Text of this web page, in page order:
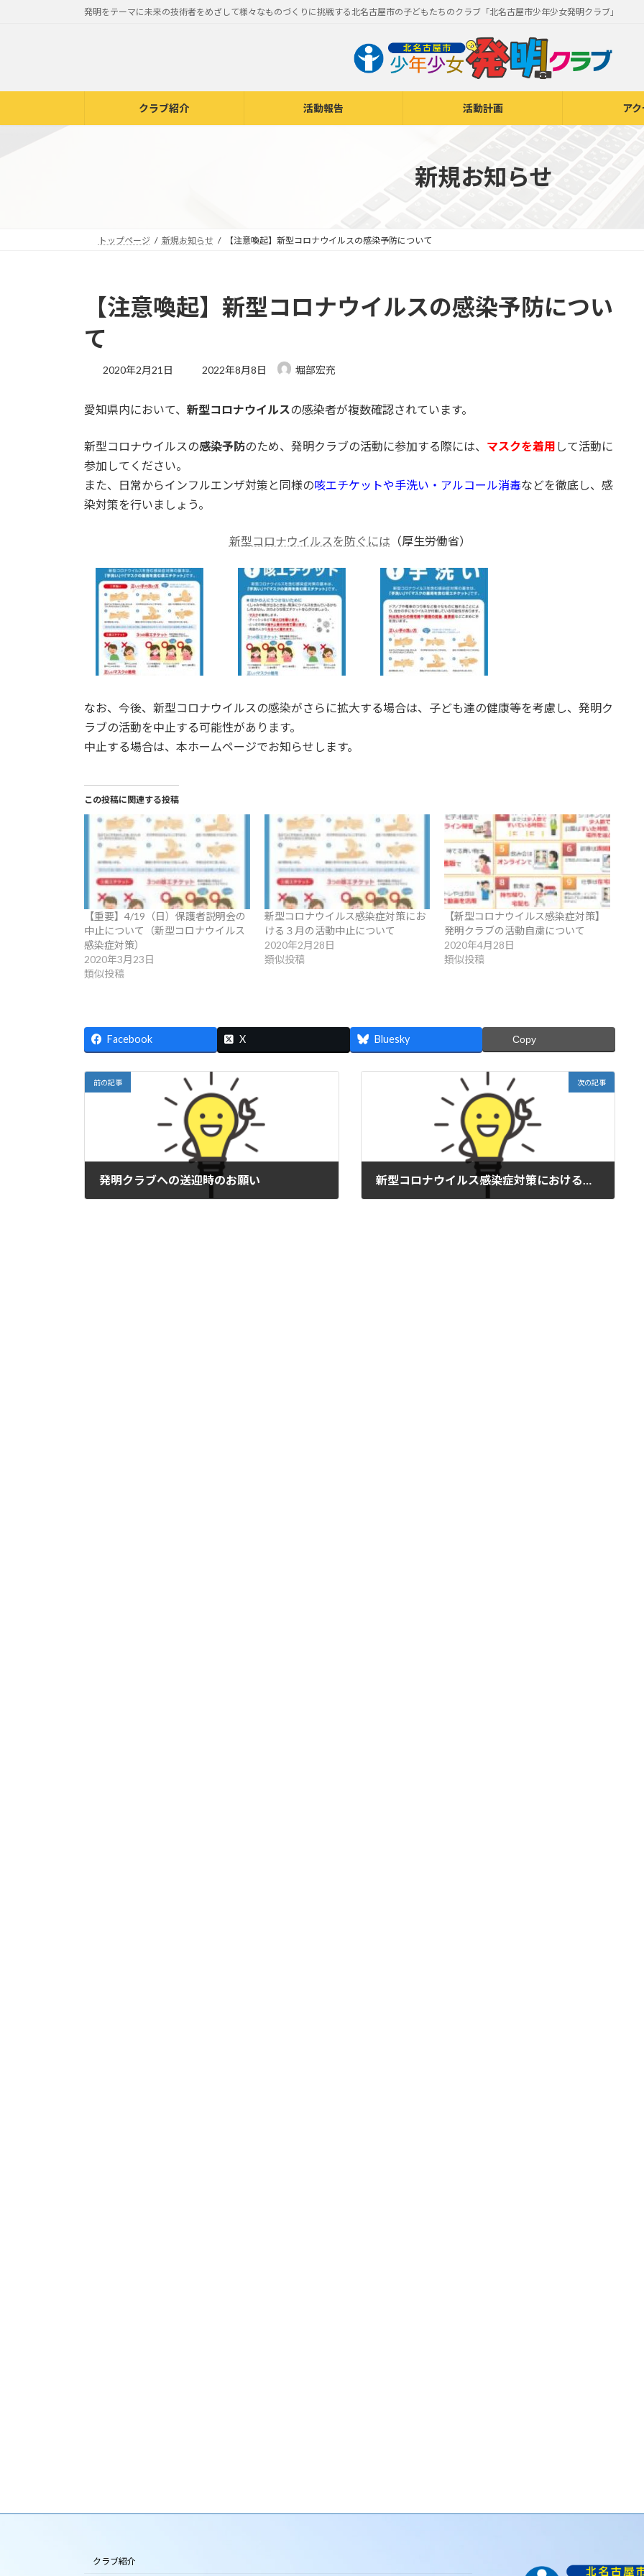
へ
キ
ョ
に
発明をテーマに未来の技術者をめざして様々なものづくりに挑戦する北名古屋市の子どもたちのクラブ「北名古屋市少年少女発明クラブ」
クラブ紹介 活動報告 活動計画 ア
新規お知らせ
トップページ 新規お知らせ 【注意喚起】新型コロナウイルスの感染予防について
【注意喚起】新型コロナウイルスの感染予防につい
て
2020年2月21日
最
新
時
:
2022年8月8日 堀部宏充
愛知県内において、 新型コロナウイルスの感染者が複数確認されています。
新型コロナウイルスの感染予防のため、発明クラブの活動に参加する際には、 マスクを着用 して活動に
参加してください。
また、日常からインフルエンザ対策と同様の咳エチケットや手洗い・アルコール消毒などを徹底し、感
染対策を行いましょう。
新型コロナウイルスを防ぐには （厚生労働省）
なお、今後、新型コロナウイルスの感染がさらに拡大する場合は、子ども達の健康等を考慮し、発明ク
ラブの活動を中止する可能性があります。
中止する場合は、本ホームページでお知らせします。
この投稿に関連する投稿
【重要】4/19（日）保護者説明会の
中止について（新型コロナウイルス
感染症対策）
2020年3月23日
類似投稿
新型コロナウイルス感染症対策にお
ける３月の活動中止について
2020年2月28日
類似投稿
【新型コロナウイルス感染症対策】
発明クラブの活動自粛について
2020年4月28日
類似投稿
Facebook X Bluesky Copy
前の記事
発明クラブへの送迎時のお願い
次の記事
新型コロナウイルス感染症対策における３月の活動中止について
クラブ紹介